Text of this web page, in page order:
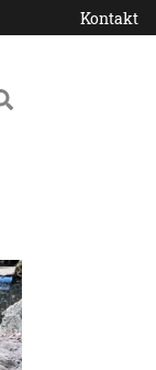
Kontakt